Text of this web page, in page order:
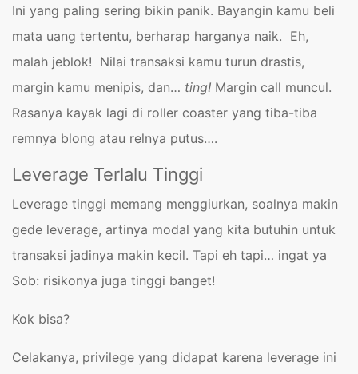
Ini yang paling sering bikin panik. Bayangin kamu beli
mata uang tertentu, berharap harganya naik. Eh,
malah jeblok! Nilai transaksi kamu turun drastis,
margin kamu menipis, dan… ting! Margin call muncul.
Rasanya kayak lagi di roller coaster yang tiba-tiba
remnya blong atau relnya putus….
Leverage Terlalu Tinggi
Leverage tinggi memang menggiurkan, soalnya makin
gede leverage, artinya modal yang kita butuhin untuk
transaksi jadinya makin kecil. Tapi eh tapi… ingat ya
Sob: risikonya juga tinggi banget!
Kok bisa?
Celakanya, privilege yang didapat karena leverage ini